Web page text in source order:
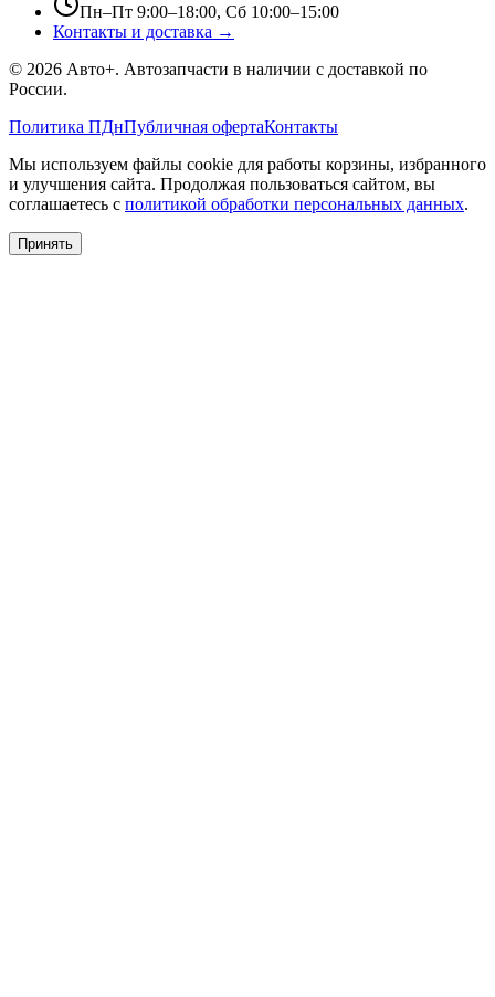
Пн–Пт 9:00–18:00, Сб 10:00–15:00
Контакты и доставка →
© 2026 Авто+. Автозапчасти в наличии с доставкой по
России.
Политика ПДнПубличная офертаКонтакты
Мы используем файлы cookie для работы корзины, избранного
и улучшения сайта. Продолжая пользоваться сайтом, вы
соглашаетесь с политикой обработки персональных данных.
Принять